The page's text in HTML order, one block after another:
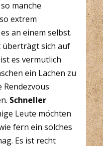
manche
extrem
an einem selbst.
überträgt sich auf
es vermutlich
ein Lachen zu
Rendezvous
Schneller
Leute möchten
fern ein solches
Es ist recht